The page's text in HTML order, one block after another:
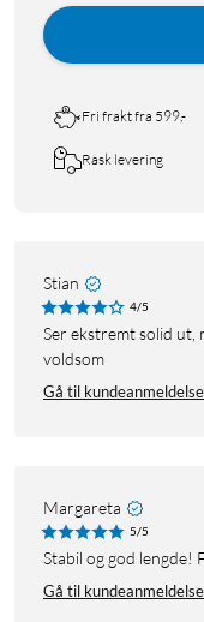
Fri frakt fra 599,-
Rask levering
Stian
4/5
Ser ekstremt solid ut, men får litt trekk for tykkelsen. Litt
voldsom
Gå til
Margareta
5/5
Stabil og god lengde!
Gå til